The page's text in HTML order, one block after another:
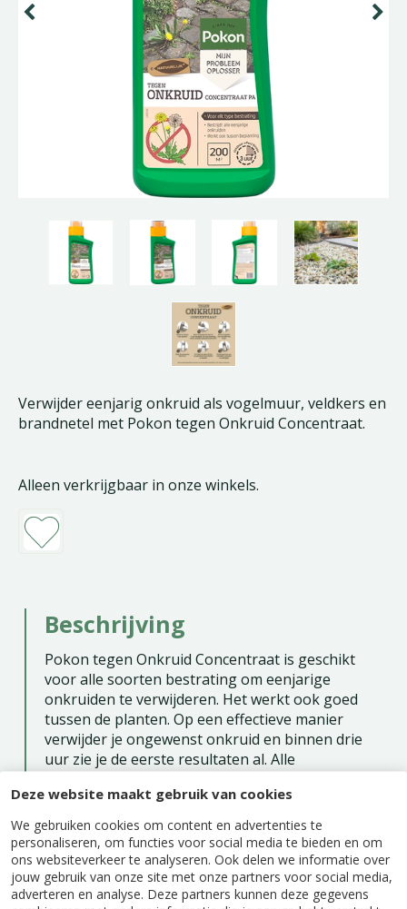
Deze website maakt gebruik van cookies
We gebruiken cookies om content en advertenties te
personaliseren, om functies voor social media te bieden en om
ons websiteverkeer te analyseren. Ook delen we informatie over
jouw gebruik van onze site met onze partners voor social media,
adverteren en analyse. Deze partners kunnen deze gegevens
Verwijder eenjarig onkruid als vogelmuur, veldkers en
brandnetel met Pokon tegen Onkruid Concentraat.
Alleen verkrijgbaar in onze winkels.
Beschrijving
Pokon tegen Onkruid Concentraat is geschikt
voor alle soorten bestrating om eenjarige
onkruiden te verwijderen. Het werkt ook goed
tussen de planten. Op een effectieve manier
verwijder je ongewenst onkruid en binnen drie
uur zie je de eerste resultaten al. Alle
aangepakt. De werkzame stof (nonaanzuur) wat
in in dit product zit komt voor in de natuur en
wordt snel afgebroken in de bodem.
Gebruiksaanwijzing